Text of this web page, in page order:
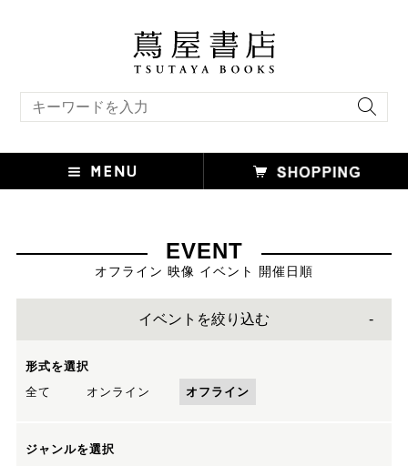
EVENT
オフライン 映像 イベント 開催日順
イベントを絞り込む
形式を選択
全て
オンライン オフライン
ジャンルを選択